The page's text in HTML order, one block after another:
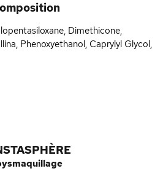
Dimethicone,
Phenoxyethanol, Caprylyl Glycol,